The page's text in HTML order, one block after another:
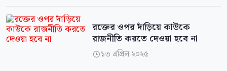
রক্তের ওপর দাঁড়িয়ে কাউকে
রাজনীতি করতে দেওয়া হবে না
১৩ এপ্রিল ২০২৫